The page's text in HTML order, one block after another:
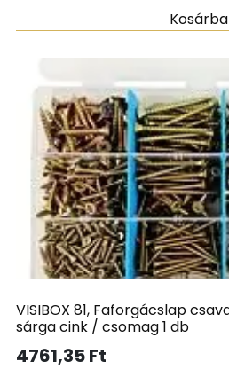
Kosárba
VISIBOX 81, Faforgácslap
sárga cink / csomag 1 db
4761,35Ft